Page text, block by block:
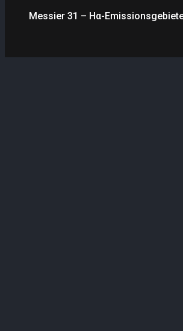
Messier 31 – Hα-